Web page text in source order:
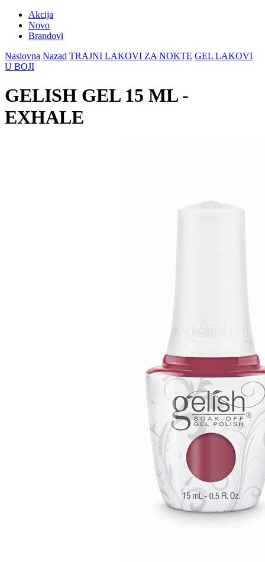
Akcija
Novo
Brandovi
Naslovna Nazad TRAJNI LAKOVI ZA NOKTE GEL LAKOVI
U BOJI
GELISH GEL 15 ML -
EXHALE